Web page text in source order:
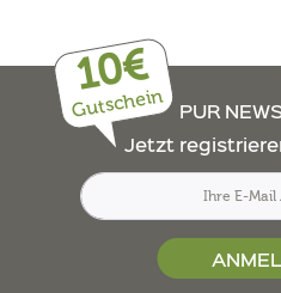
10€
Gutschein
PUR
Jetzt